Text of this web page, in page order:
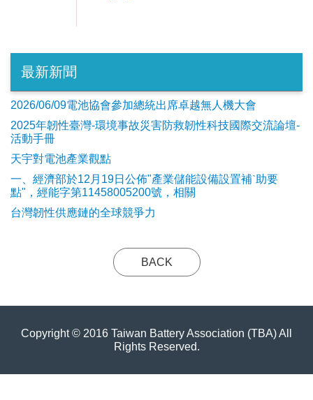
最新新聞
2026/06/09電池協會參加總統出席卓越無人機大會
2025年韌性臺灣-環境事故災害防救韌性科技國際交流論壇-
活動手冊
天宇對電池產業觀點
​一、經濟部於12月19日公佈"產業儲能設備設置補ˋ助要
點"，經能字第11458005200號，相關
台灣韌性供應鏈的全球競爭力
BACK
Copyright © 2016 Taiwan Battery Association (TBA) All
Rights Reserved.